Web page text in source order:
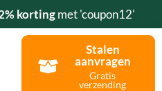
kortingmet 'coupon12'
Stalen
aanvragen
Gratis
verzending